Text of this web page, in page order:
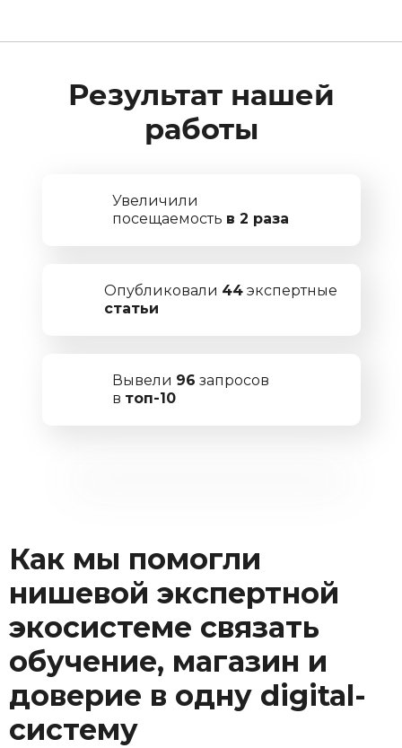
Результат нашей
работы
Увеличили
посещаемость в 2 раза
Опубликовали 44 экспертные
статьи
Вывели 96 запросов
в топ-10
Как мы помогли
нишевой экспертной
экосистеме связать
обучение, магазин и
доверие в одну digital-
систему